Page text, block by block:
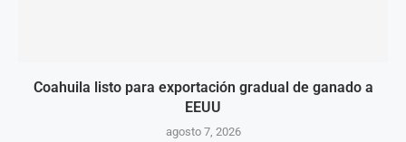
Coahuila listo para exportación gradual de ganado a
EEUU
agosto 7, 2026